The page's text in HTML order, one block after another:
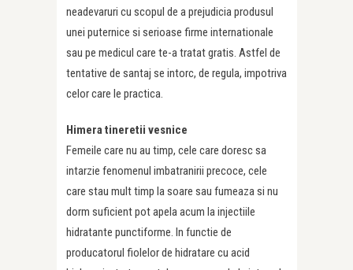
neadevaruri cu scopul de a prejudicia produsul
unei puternice si serioase firme internationale
sau pe medicul care te-a tratat gratis. Astfel de
tentative de santaj se intorc, de regula, impotriva
celor care le practica.
Himera tineretii vesnice
Femeile care nu au timp, cele care doresc sa
intarzie fenomenul imbatranirii precoce, cele
care stau mult timp la soare sau fumeaza si nu
dorm suficient pot apela acum la injectiile
hidratante punctiforme. In functie de
producatorul fiolelor de hidratare cu acid